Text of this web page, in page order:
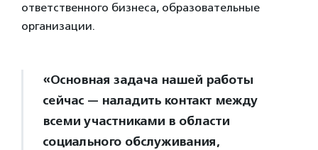
ответственного бизнеса, образовательные
организации.
«Основная задача нашей работы
сейчас — наладить контакт между
всеми участниками в области
социального обслуживания,